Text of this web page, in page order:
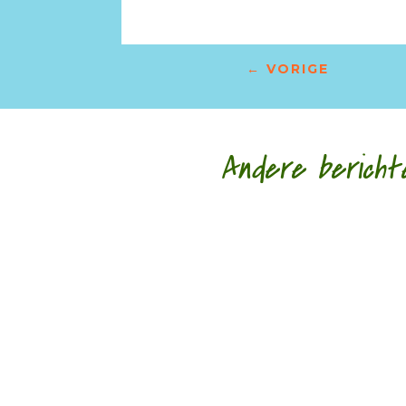
← VORIGE
Andere